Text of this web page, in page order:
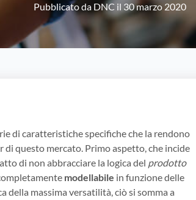
Pubblicato da DNC il 30 marzo 2020
di caratteristiche specifiche che la rendono
questo mercato. Primo aspetto, che incide
di non abbracciare la logica del prodotto
modellabile in funzione delle
della massima versatilità, ciò si somma a